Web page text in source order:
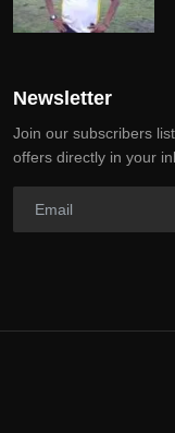
Newsletter
Join our subscribers
offers directly in your